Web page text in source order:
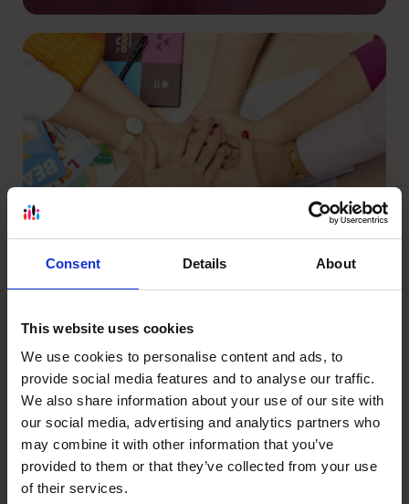
Consent Details About
This website uses cookies
We use cookies to personalise content and ads, to
provide social media features and to analyse our traffic.
We also share information about your use of our site with
our social media, advertising and analytics partners who
may combine it with other information that you’ve
provided to them or that they’ve collected from your use
of their services.
Wsparcie i rozwój dla Ciebie
i Twojej kadry